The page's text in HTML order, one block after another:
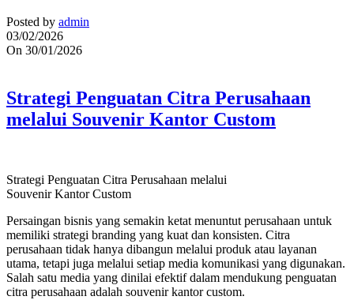
Posted by admin
03/02/2026
On 30/01/2026
Strategi Penguatan Citra Perusahaan
melalui Souvenir Kantor Custom
Strategi Penguatan Citra Perusahaan melalui
Souvenir Kantor Custom
Persaingan bisnis yang semakin ketat menuntut perusahaan untuk
memiliki strategi branding yang kuat dan konsisten. Citra
perusahaan tidak hanya dibangun melalui produk atau layanan
utama, tetapi juga melalui setiap media komunikasi yang digunakan.
Salah satu media yang dinilai efektif dalam mendukung penguatan
citra perusahaan adalah souvenir kantor custom.